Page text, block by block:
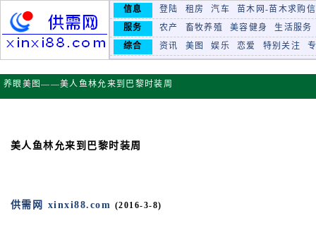
信息 登陆 租房 汽车
苗木网-苗木求购
服务
农产 畜牧养殖 美容健身
生活服务
综合
资讯 美图 娱乐 恋爱 特别关注
养眼美图——美人鱼林允来到巴黎时装周
美人鱼林允来到巴黎时装周
供需网 xinxi88.com (2016-3-8)